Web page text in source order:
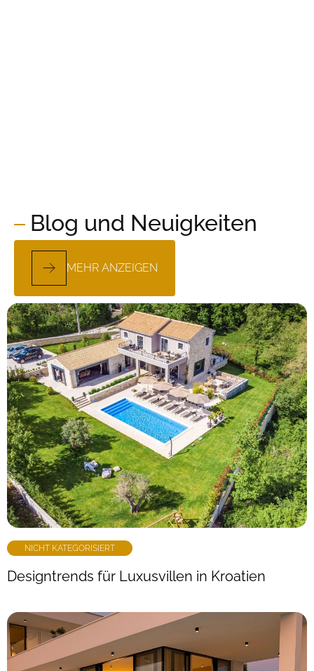
Blog und Neuigkeiten
MEHR ANZEIGEN
NICHT KATEGORISIERT
Designtrends für Luxusvillen in Kroatien